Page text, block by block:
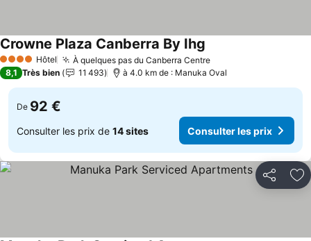
4 Étoiles Hôtel À quelques pas du Canberra Centre
Crowne Plaza Canberra By Ihg
8,1 Très bien 11 493 à 4.0 km de : Manuka Oval
De 92 €
Consulter les prix de 14 sites Consulter les prix
Partager